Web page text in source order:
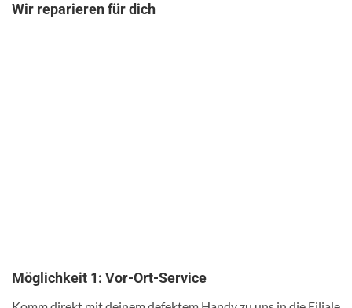
Wir reparieren für dich
Möglichkeit 1: Vor-Ort-Service